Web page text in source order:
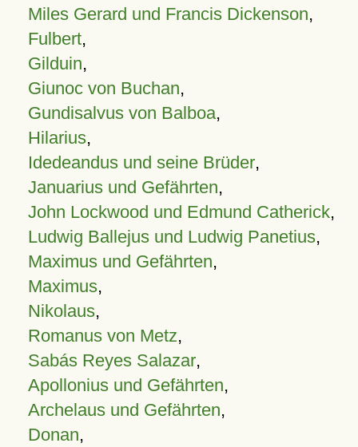
Miles Gerard und Francis Dickenson,
Fulbert,
Gilduin,
Giunoc von Buchan,
Gundisalvus von Balboa,
Hilarius,
Idedeandus und seine Brüder,
Januarius und Gefährten,
John Lockwood und Edmund Catherick,
Ludwig Ballejus und Ludwig Panetius,
Maximus und Gefährten,
Maximus,
Nikolaus,
Romanus von Metz,
Sabás Reyes Salazar,
Apollonius und Gefährten,
Archelaus und Gefährten,
Donan,